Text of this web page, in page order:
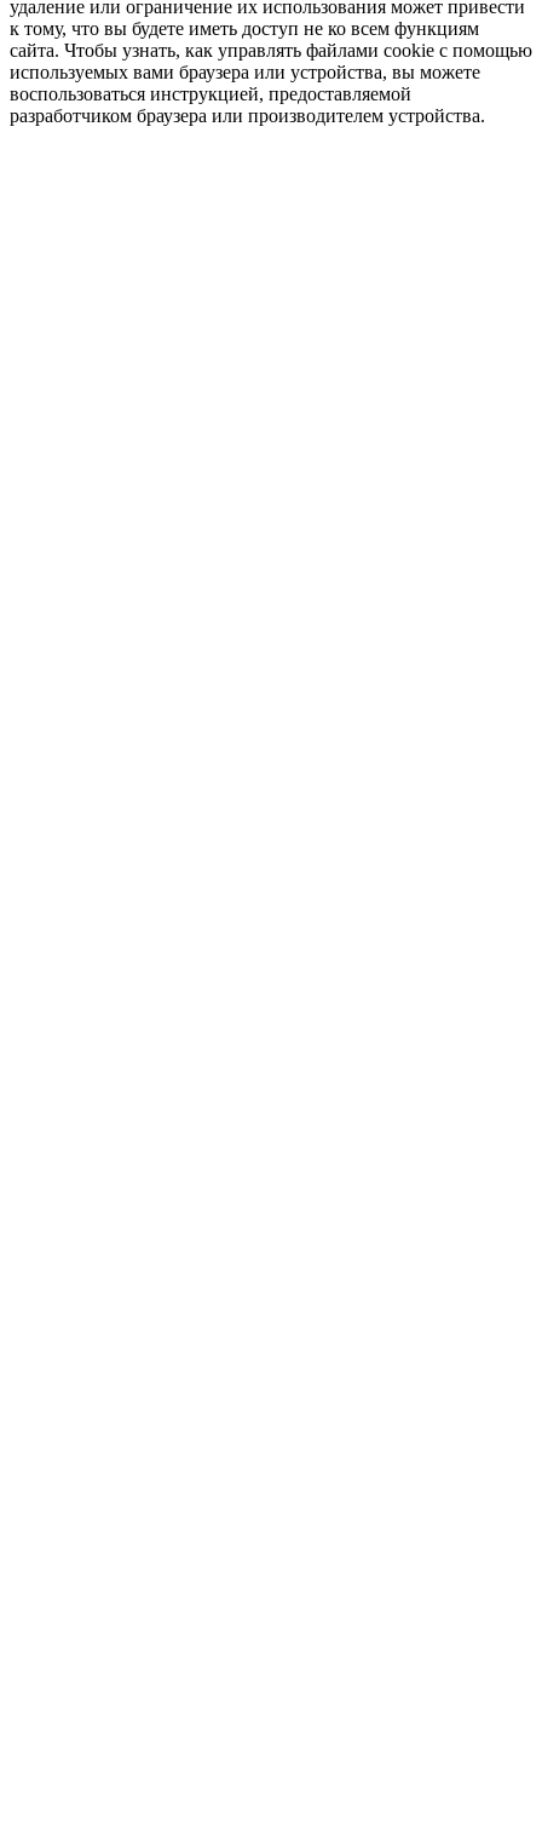
удаление или ограничение их использования может привести
к тому, что вы будете иметь доступ не ко всем функциям
сайта. Чтобы узнать, как управлять файлами cookie с помощью
используемых вами браузера или устройства, вы можете
воспользоваться инструкцией, предоставляемой
разработчиком браузера или производителем устройства.